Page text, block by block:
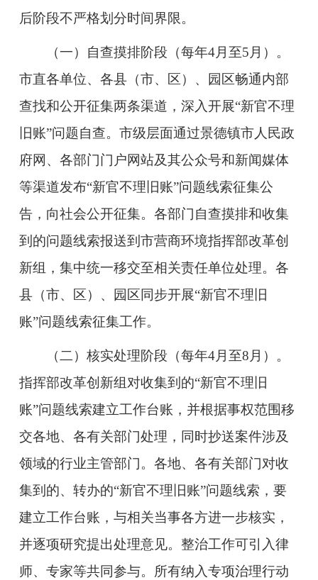
后阶段不严格划分时间界限。
（一）自查摸排阶段（每年4月至5月）。
市直各单位、各县（市、区）、园区畅通内部
查找和公开征集两条渠道，深入开展“新官不理
旧账”问题自查。 市级层面通过景德镇市人民政
府网、各部门门户网站及其公众号和新闻媒体
等渠道发布“新官不理旧账”问题线索征集公
告，向社会公开征集。 各部门自查摸排和收集
到的问题线索报送到市营商环境指挥部改革创
新组，集中统一移交至相关责任单位处理。各
县（市、区）、园区 同步开展“新官不理旧
账”问题线索征集工作。
（二）核实处理阶段 （每年4月至8月）。
指挥部改革创新组对收集到的“新官不理旧
账”问题线索建立工作台账，并根据事权范围移
交各地、各有关部门处理，同时抄送案件涉及
领域的行业主管部门。各地、各有关部门对收
集到的、转办的“新官不理旧账”问题线索，要
建立工作台账，与相关当事各方进一步核实，
并逐项研究提出处理意见。整治工作可引入律
师、专家等共同参与。所有纳入专项治理行动